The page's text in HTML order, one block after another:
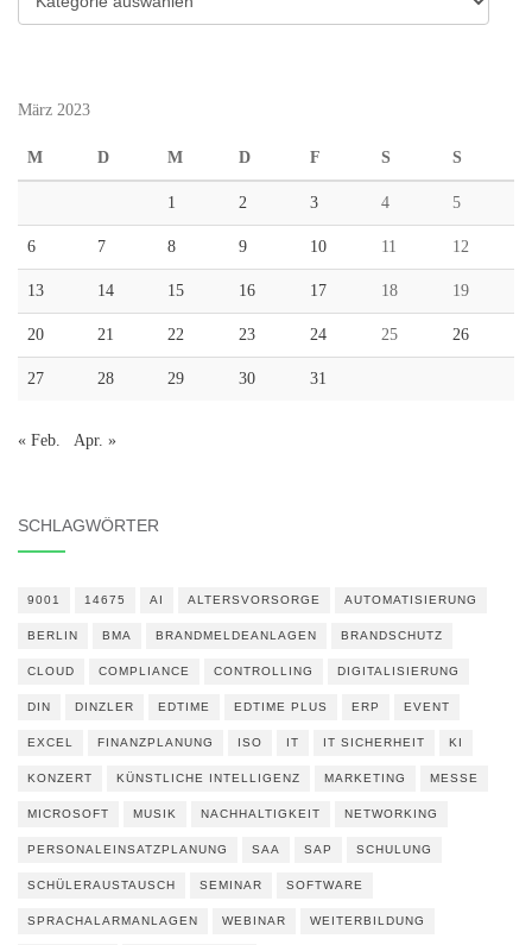
März 2023
M D M D F S S
1 2 3 4 5
6 7 8 9 10 11 12
13 14 15 16 17 18 19
20 21 22 23 24 25 26
27 28 29 30 31
« Feb. Apr. »
SCHLAGWÖRTER
9001 14675 AI ALTERSVORSORGE AUTOMATISIERUNG
BERLIN BMA BRANDMELDEANLAGEN BRANDSCHUTZ
CLOUD COMPLIANCE CONTROLLING DIGITALISIERUNG
DIN DINZLER EDTIME EDTIME PLUS ERP EVENT
EXCEL FINANZPLANUNG ISO IT IT SICHERHEIT KI
KONZERT KÜNSTLICHE INTELLIGENZ MARKETING MESSE
MICROSOFT MUSIK NACHHALTIGKEIT NETWORKING
PERSONALEINSATZPLANUNG SAA SAP SCHULUNG
SCHÜLERAUSTAUSCH SEMINAR SOFTWARE
SPRACHALARMANLAGEN WEBINAR WEITERBILDUNG